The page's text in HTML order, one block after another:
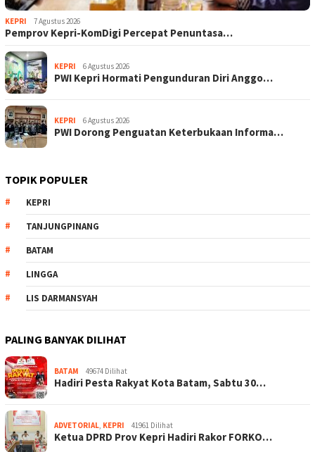
KEPRI 7 Agustus 2026
Pemprov Kepri-KomDigi Percepat Penuntasa…
KEPRI 6 Agustus 2026
PWI Kepri Hormati Pengunduran Diri Anggo…
KEPRI 6 Agustus 2026
PWI Dorong Penguatan Keterbukaan Informa…
TOPIK POPULER
KEPRI
TANJUNGPINANG
BATAM
LINGGA
LIS DARMANSYAH
PALING BANYAK DILIHAT
BATAM 49674 Dilihat
Hadiri Pesta Rakyat Kota Batam, Sabtu 30…
ADVETORIAL, KEPRI 41961 Dilihat
Ketua DPRD Prov Kepri Hadiri Rakor FORKO…